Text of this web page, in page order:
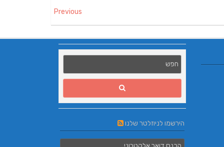
Previous
הירשמו לניוזלטר שלנו
| רכב חשמלי |רכב
| טוק טוק | בימבה
L.T.O יעוץ משכנתאות וכלכלת משפחה | יועץ